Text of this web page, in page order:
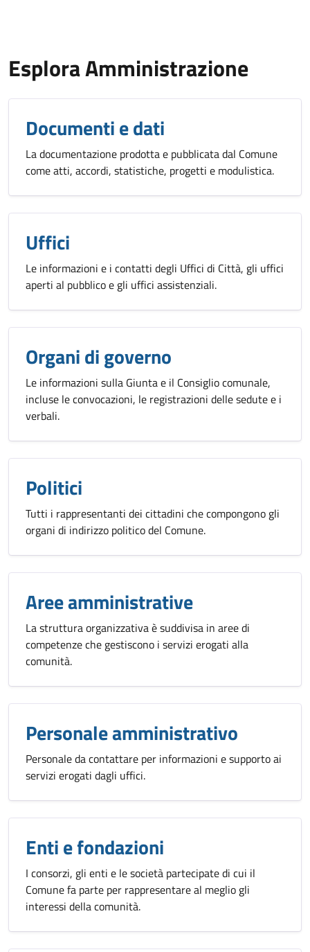
Esplora Amministrazione
Documenti e dati
La documentazione prodotta e pubblicata dal Comune
come atti, accordi, statistiche, progetti e modulistica.
Uffici
Le informazioni e i contatti degli Uffici di Città, gli uffici
aperti al pubblico e gli uffici assistenziali.
Organi di governo
Le informazioni sulla Giunta e il Consiglio comunale,
incluse le convocazioni, le registrazioni delle sedute e i
verbali.
Politici
Tutti i rappresentanti dei cittadini che compongono gli
organi di indirizzo politico del Comune.
Aree amministrative
La struttura organizzativa è suddivisa in aree di
competenze che gestiscono i servizi erogati alla
comunità.
Personale amministrativo
Personale da contattare per informazioni e supporto ai
servizi erogati dagli uffici.
Enti e fondazioni
I consorzi, gli enti e le società partecipate di cui il
Comune fa parte per rappresentare al meglio gli
interessi della comunità.